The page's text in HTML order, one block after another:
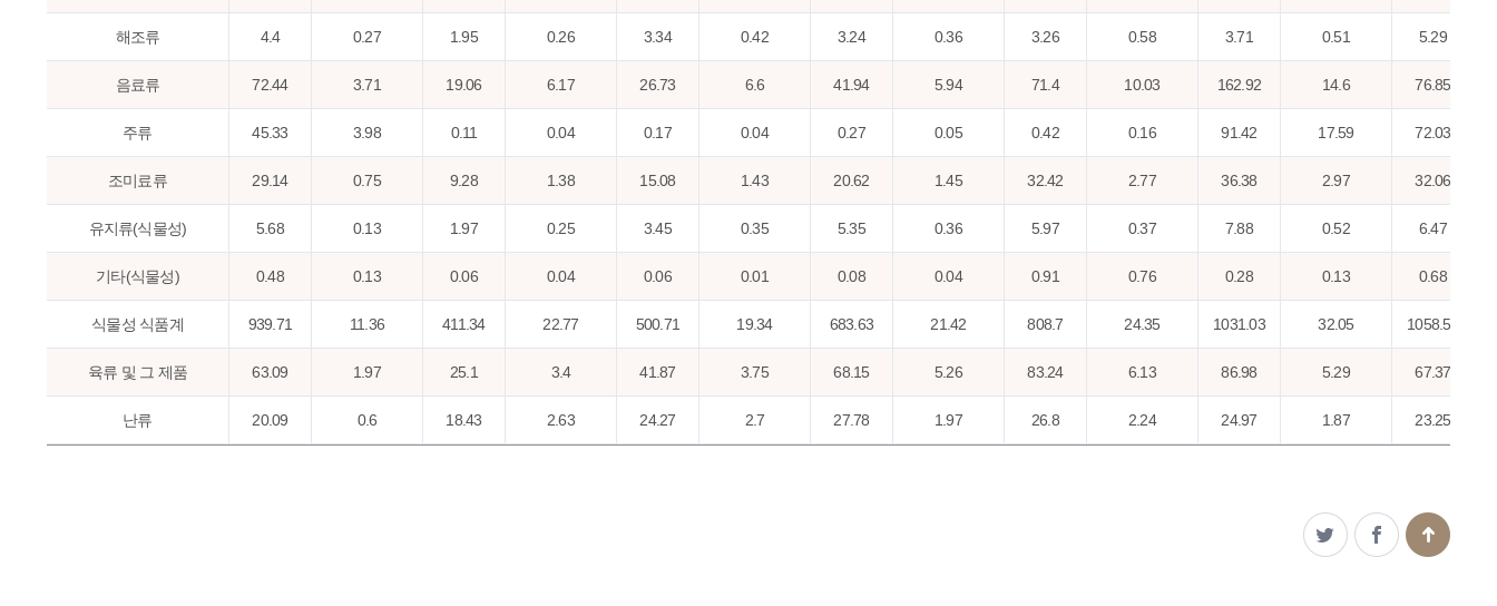
해조류 4.4 0.27 1.95 0.26 3.34 0.42 3.24 0.36 3.26 0.58 3.71 0.51 5.29
음료류 72.44 3.71 19.06 6.17 26.73 6.6 41.94 5.94 71.4 10.03 162.92 14.6 76.85
주류 45.33 3.98 0.11 0.04 0.17 0.04 0.27 0.05 0.42 0.16 91.42 17.59 72.03
조미료류 29.14 0.75 9.28 1.38 15.08 1.43 20.62 1.45 32.42 2.77 36.38 2.97 32.06
유지류(식물성) 5.68 0.13 1.97 0.25 3.45 0.35 5.35 0.36 5.97 0.37 7.88 0.52 6.47
기타(식물성) 0.48 0.13 0.06 0.04 0.06 0.01 0.08 0.04 0.91 0.76 0.28 0.13 0.68
식물성 식품계 939.71 11.36 411.34 22.77 500.71 19.34 683.63 21.42 808.7 24.35 1031.03 32.05 1058.52
육류 및 그 제품 63.09 1.97 25.1 3.4 41.87 3.75 68.15 5.26 83.24 6.13 86.98 5.29 67.37
난류 20.09 0.6 18.43 2.63 24.27 2.7 27.78 1.97 26.8 2.24 24.97 1.87 23.25
9.47 79.51